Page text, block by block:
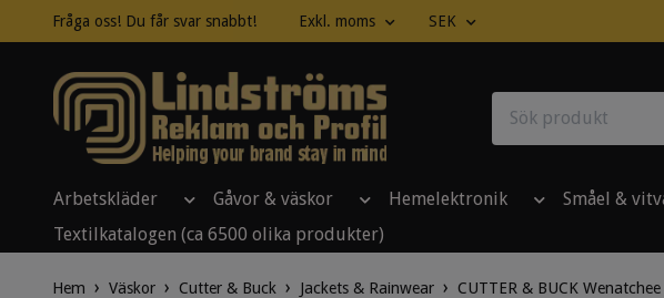
Fråga oss! Du får svar snabbt! Exkl. moms SEK
Arbetskläder Gåvor & väskor Hemelektronik Småel &
Textilkatalogen (ca 6500 olika produkter)
Hem Väskor Cutter & Buck Jackets & Rainwear CUTTER & BUCK